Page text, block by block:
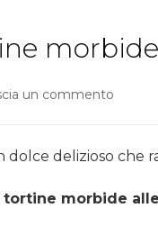
un commento
alle
dolce delizioso che
tortine morbide